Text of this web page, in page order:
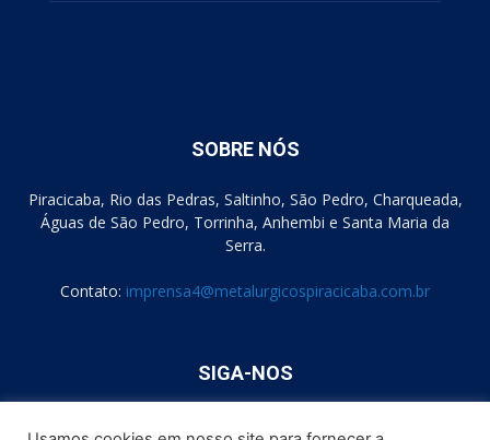
SOBRE NÓS
Piracicaba, Rio das Pedras, Saltinho, São Pedro, Charqueada,
Águas de São Pedro, Torrinha, Anhembi e Santa Maria da
Serra.
Contato: imprensa4@metalurgicospiracicaba.com.br
SIGA-NOS